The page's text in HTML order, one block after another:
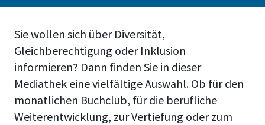
l
Sie wollen sich über Diversität,
Gleichberechtigung oder Inklusion
informieren? Dann finden Sie in dieser
Mediathek eine vielfältige Auswahl. Ob für den
monatlichen Buchclub, für die berufliche
Weiterentwicklung, zur Vertiefung oder zum